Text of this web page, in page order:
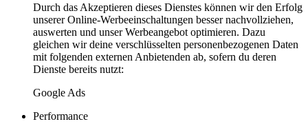
Durch das Akzeptieren dieses Dienstes können wir den Erfolg
unserer Online-Werbeeinschaltungen besser nachvollziehen,
auswerten und unser Werbeangebot optimieren. Dazu
gleichen wir deine verschlüsselten personenbezogenen Daten
mit folgenden externen Anbietenden ab, sofern du deren
Dienste bereits nutzt:
Google Ads
Performance